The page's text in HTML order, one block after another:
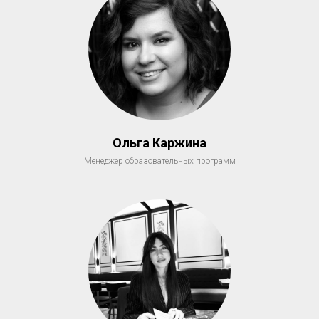
Ольга Каржина
Менеджер образовательных программ